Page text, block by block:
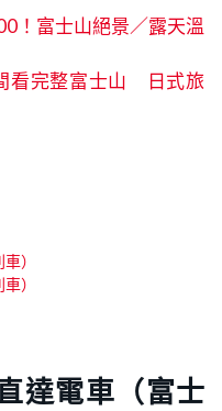
！富士山絕景／露天溫
看完整富士山 日式旅
）
）
達電車（富士